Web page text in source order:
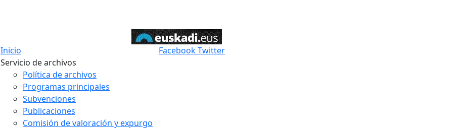
Inicio
Servicio de archivos
Política de archivos
Programas principales
Subvenciones
Publicaciones
Comisión de valoración y expurgo
FacebookTwitter